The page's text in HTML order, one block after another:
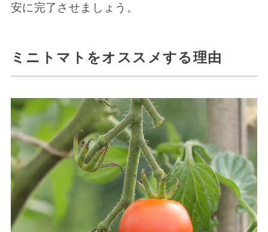
安に完了させましょう。
ミニトマトをオススメする理由